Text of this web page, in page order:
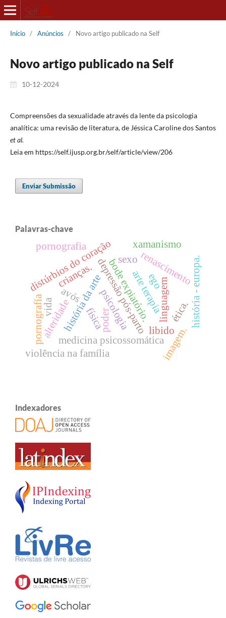
Início / Anúncios / Novo artigo publicado na Self
Novo artigo publicado na Self
10-12-2024
Compreensões da sexualidade através da lente da psicologia
analítica: uma revisão de literatura, de Jéssica Caroline dos Santos
et al.
Leia em https://self.ijusp.org.br/self/article/view/206
Enviar Submissão
Palavras-chave
depressão pós-parto
arte terapia
distúrbios do coração
medicina psicossomática
linguagem
imagem.
história da arte
renascimentohistória - europa.
avós
violência na família
bode expiatório.
psicologia
pornografia
crianças.
libido
ego
poder
alteridade
xamanismo
sexo
física
vida ética.
pornografía
Indexadores